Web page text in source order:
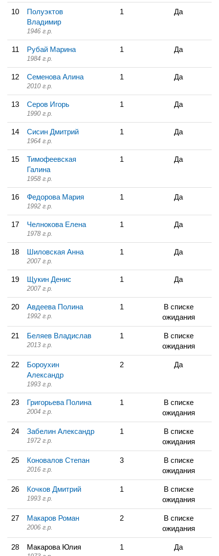
10
Полуэктов
Владимир
1946 г.р.
1 Да
11 Рубай Марина
1984 г.р.
1 Да
12 Семенова Алина
2010 г.р.
1 Да
13 Серов Игорь
1990 г.р.
1 Да
14 Сисин Дмитрий
1964 г.р.
1 Да
15
Тимофеевская
Галина
1958 г.р.
1 Да
16 Федорова Мария
1992 г.р.
1 Да
17 Челнокова Елена
1978 г.р.
1 Да
18 Шиловская Анна
2007 г.р.
1 Да
19 Щукин Денис
2007 г.р.
1 Да
20 Авдеева Полина
1992 г.р.
1
В списке
ожидания
21 Беляев Владислав
2013 г.р.
1
В списке
ожидания
22
Бороухин
Александр
1993 г.р.
2 Да
23 Григорьева Полина
2004 г.р.
1
В списке
ожидания
24 Забелин Александр
1972 г.р.
1
В списке
ожидания
25 Коновалов Степан
2016 г.р.
3
В списке
ожидания
26 Кочков Дмитрий
1993 г.р.
1
В списке
ожидания
27 Макаров Роман
2006 г.р.
2
В списке
ожидания
28 Макарова Юлия 1 Да